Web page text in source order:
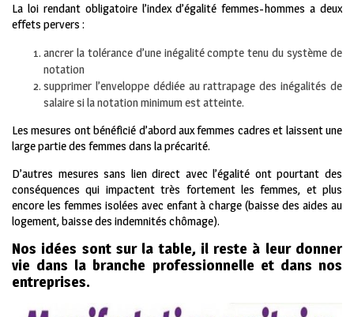
La loi rendant obligatoire l’index d’égalité femmes-hommes a deux
effets pervers :
ancrer la tolérance d’une inégalité compte tenu du système de
notation
supprimer l’enveloppe dédiée au rattrapage des inégalités de
salaire si la notation minimum est atteinte.
Les mesures ont bénéficié d’abord aux femmes cadres et laissent une
large partie des femmes dans la précarité.
D’autres mesures sans lien direct avec l’égalité ont pourtant des
conséquences qui impactent très fortement les femmes, et plus
encore les femmes isolées avec enfant à charge (baisse des aides au
logement, baisse des indemnités chômage).
Nos idées sont sur la table, il reste à leur donner
vie dans la branche professionnelle et dans nos
entreprises.